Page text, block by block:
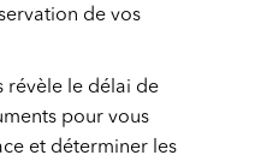
de vos
révèle le délai de
pour vous
et déterminer les